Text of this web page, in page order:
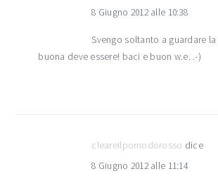
8 Giugno 2012 alle 10:38
Svengo soltanto a guardare
buona deve essere! baci e buon w.e. .-)
cleareIlpomodorosso dice
8 Giugno 2012 alle 11:14